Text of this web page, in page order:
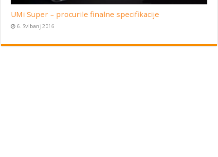
UMi Super – procurile finalne specifikacije
6. Svibanj 2016